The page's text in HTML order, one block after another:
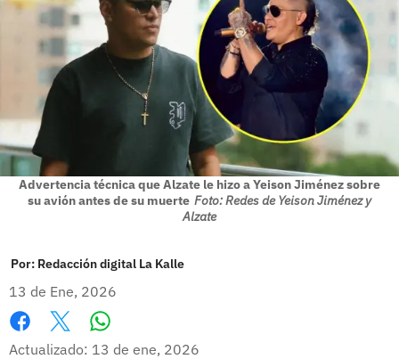
Advertencia técnica que Alzate le hizo a Yeison Jiménez sobre
su avión antes de su muerte Foto: Redes de Yeison Jiménez y
Alzate
Por: Redacción digital La Kalle
13 de Ene, 2026
Facebook
X
Actualizado: 13 de ene, 2026